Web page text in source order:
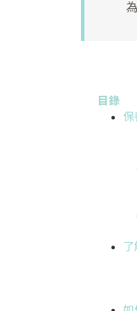
目錄
保